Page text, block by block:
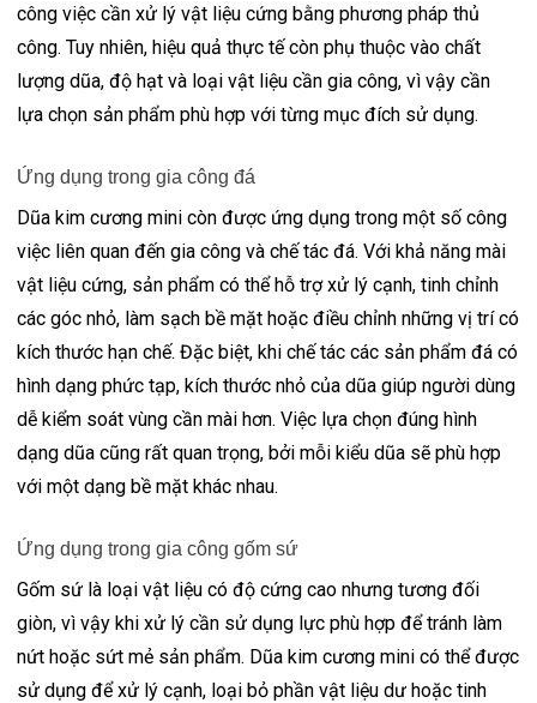
công việc cần xử lý vật liệu cứng bằng phương pháp thủ
công. Tuy nhiên, hiệu quả thực tế còn phụ thuộc vào chất
lượng dũa, độ hạt và loại vật liệu cần gia công, vì vậy cần
lựa chọn sản phẩm phù hợp với từng mục đích sử dụng.
Ứng dụng trong gia công đá
Dũa kim cương mini còn được ứng dụng trong một số công
việc liên quan đến gia công và chế tác đá. Với khả năng mài
vật liệu cứng, sản phẩm có thể hỗ trợ xử lý cạnh, tinh chỉnh
các góc nhỏ, làm sạch bề mặt hoặc điều chỉnh những vị trí có
kích thước hạn chế. Đặc biệt, khi chế tác các sản phẩm đá có
hình dạng phức tạp, kích thước nhỏ của dũa giúp người dùng
dễ kiểm soát vùng cần mài hơn. Việc lựa chọn đúng hình
dạng dũa cũng rất quan trọng, bởi mỗi kiểu dũa sẽ phù hợp
với một dạng bề mặt khác nhau.
Ứng dụng trong gia công gốm sứ
Gốm sứ là loại vật liệu có độ cứng cao nhưng tương đối
giòn, vì vậy khi xử lý cần sử dụng lực phù hợp để tránh làm
nứt hoặc sứt mẻ sản phẩm. Dũa kim cương mini có thể được
sử dụng để xử lý cạnh, loại bỏ phần vật liệu dư hoặc tinh